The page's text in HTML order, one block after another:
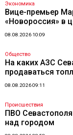
Экономика
Вице-премьер
«Новороссия» в
08.08.2026 10:09
Общество
На каких АЗС
продаваться
08.08.2026 09:11
Происшествия
ПВО
над городом